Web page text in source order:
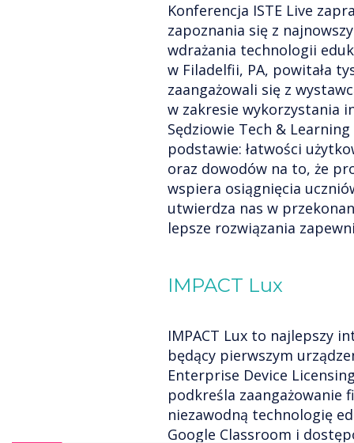
Konferencja ISTE Live
zapoznania się z
wdrażania technologii
w Filadelfii, PA, powitała
zaangażowali się z
w zakresie wykorzystania
Sędziowie Tech &
podstawie: łatwości
oraz dowodów na to, że
wspiera osiągnięcia
utwierdza nas w
lepsze rozwiązania
IMPACT Lux
IMPACT Lux to najlepszy
będący pierwszym
Enterprise Device
podkreśla zaangażowanie
niezawodną technologię
Google Classroom i